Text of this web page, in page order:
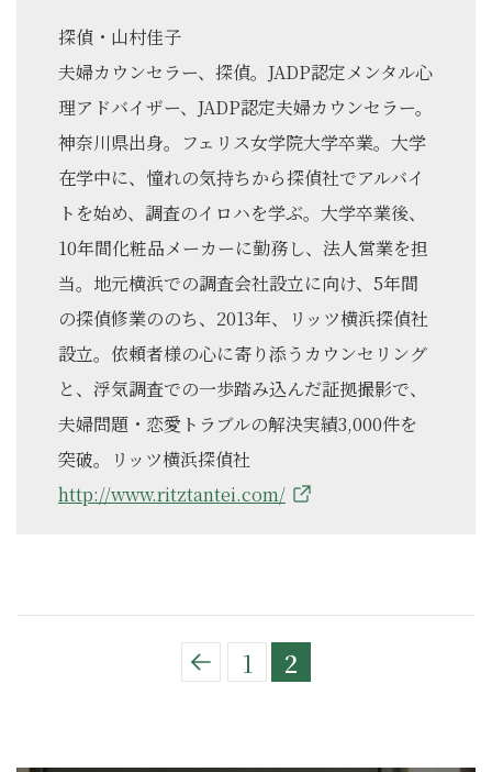
探偵・山村佳子
夫婦カウンセラー、探偵。JADP認定メンタル心
理アドバイザー、JADP認定夫婦カウンセラー。
神奈川県出身。フェリス女学院大学卒業。大学
在学中に、憧れの気持ちから探偵社でアルバイ
トを始め、調査のイロハを学ぶ。大学卒業後、
10年間化粧品メーカーに勤務し、法人営業を担
当。地元横浜での調査会社設立に向け、5年間
の探偵修業ののち、2013年、リッツ横浜探偵社
設立。依頼者様の心に寄り添うカウンセリング
と、浮気調査での一歩踏み込んだ証拠撮影で、
夫婦問題・恋愛トラブルの解決実績3,000件を
突破。リッツ横浜探偵社
http://www.ritztantei.com/
1 2